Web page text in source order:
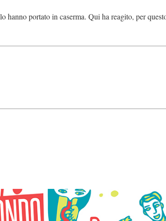
hanno portato in caserma. Qui ha reagito, per